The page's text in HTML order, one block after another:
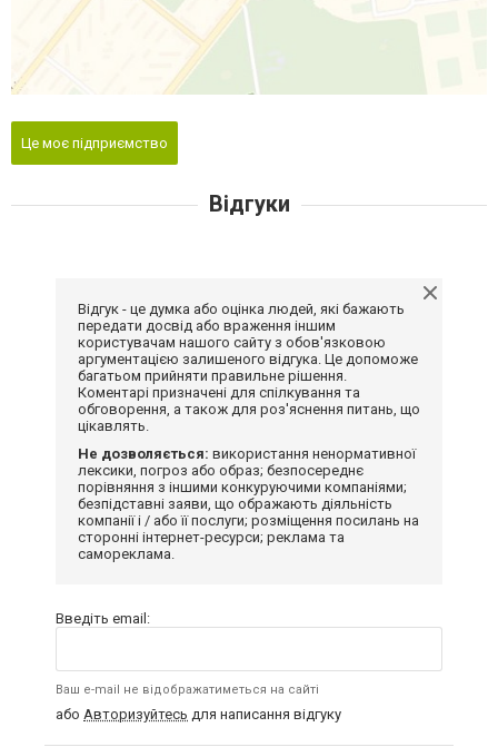
Це моє підприємство
Відгуки
Відгук - це думка або оцінка людей, які бажають
передати досвід або враження іншим
користувачам нашого сайту з обов'язковою
аргументацією залишеного відгука. Це допоможе
багатьом прийняти правильне рішення.
Коментарі призначені для спілкування та
обговорення, а також для роз'яснення питань, що
цікавлять.
Не дозволяється: використання ненормативної
лексики, погроз або образ; безпосереднє
порівняння з іншими конкуруючими компаніями;
безпідставні заяви, що ображають діяльність
компанії і / або її послуги; розміщення посилань на
сторонні інтернет-ресурси; реклама та
самореклама.
Введіть email:
Ваш e-mail не відображатиметься на сайті
або Авторизуйтесь для написання відгуку